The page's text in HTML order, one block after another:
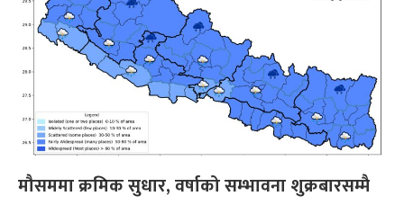
मौसममा क्रमिक सुधार, वर्षाको सम्भावना शुक्रबारसम्मै